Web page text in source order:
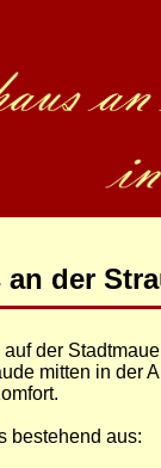
der
der
mitten in der
bestehend aus: